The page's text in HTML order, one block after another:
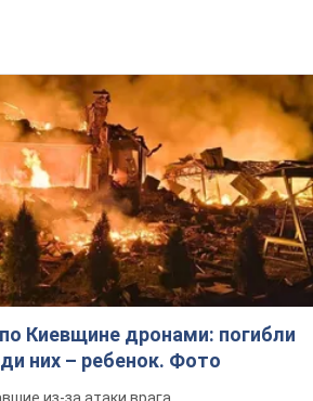
Киевщине дронами: погибли
них – ребенок. Фото